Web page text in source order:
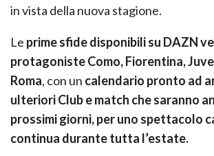
in vista della nuova stagione.
Le prime sfide disponibili su DAZN
protagoniste Como, Fiorentina,
Roma, con un calendario pronto ad
ulteriori Club e match che saranno
prossimi giorni, per uno spettacolo
continua durante tutta l’estate.